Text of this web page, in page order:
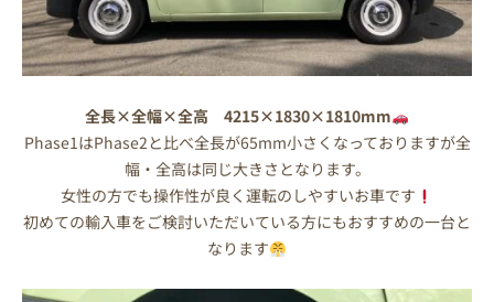
全長×全幅×全高 4215×1830×1810mm
Phase1はPhase2と比べ全長が65mm小さくなっておりますが全
幅・全高は同じ大きさとなります。
女性の方でも操作性が良く運転のしやすいお車です
初めての輸入車をご検討いただいている方にもおすすめの一台と
なります